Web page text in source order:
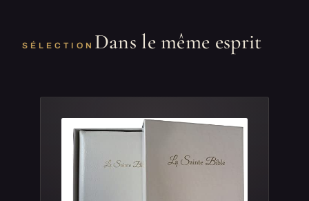
SÉLECTION Dans le même esprit